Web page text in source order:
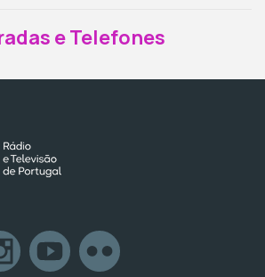
e Telefones